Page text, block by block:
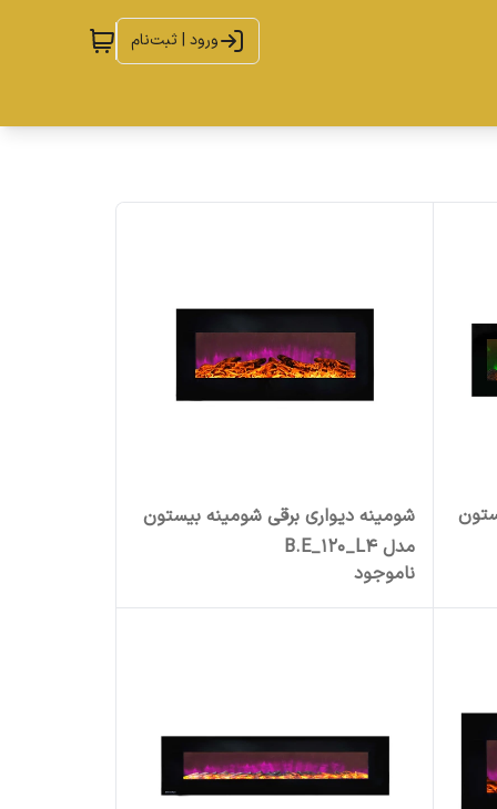
ورود | ثبت‌نام
شومینه دیواری برقی شومینه بیستون
مدل B.E_120_L4
ناموجود